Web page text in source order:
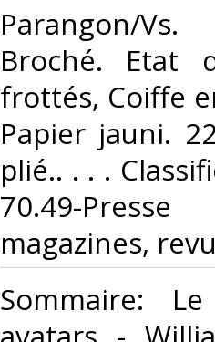
‎Parangon/
Broché. Etat
frottés, Coiffe
Papier jauni.
plié.. . . .
70.49-
magazines,
‎Sommaire: